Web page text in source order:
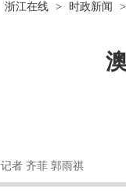
浙江在线 > 时政新闻 >
记者 齐菲 郭雨祺